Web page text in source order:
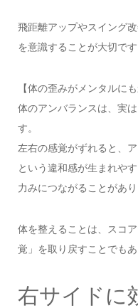
飛距離アップやスイング
を意識することが大切です
【体の歪みがメンタルに
体のアンバランスは、実
す。
左右の感覚がずれると、
という違和感が生まれや
力みにつながることがあり
体を整えることは、スコ
覚」を取り戻すことでもあ
右サイドに